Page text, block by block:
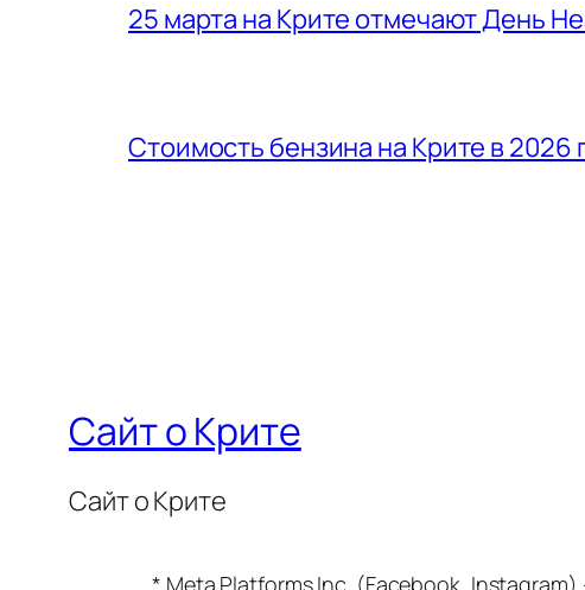
25 марта на Крите отмечают День
Стоимость бензина на Крите в 2026
Сайт о Крите
Сайт о Крите
* Meta Platforms Inc. (Facebook, Instagram)